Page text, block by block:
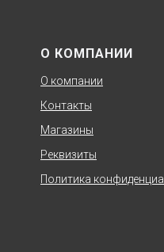
О КОМПАНИИ
О компании
Контакты
Магазины
Реквизиты
Политика